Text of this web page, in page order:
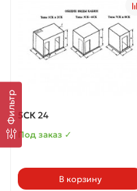
Фильтр 5СК 24
Под заказ ✓
В корзину